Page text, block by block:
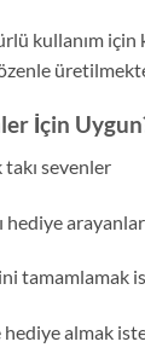
kullanım için
İçin
takı sevenler
hediye arayanlar
tamamlamak
almak